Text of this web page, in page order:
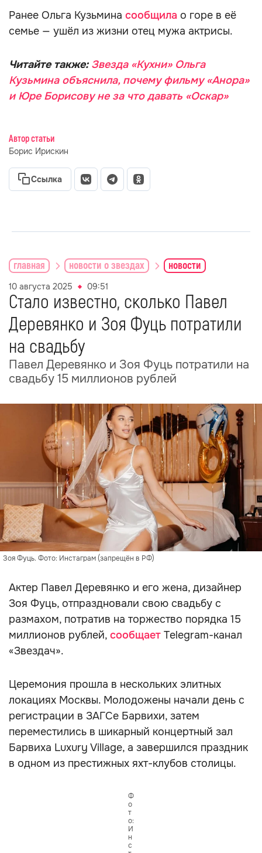
Ранее Ольга Кузьмина сообщила о горе в её
семье — ушёл из жизни отец мужа актрисы.
Читайте также: Звезда «Кухни» Ольга
Кузьмина объяснила, почему фильму «Анора»
и Юре Борисову не за что давать «Оскар»
Автор статьи
Борис Ирискин
Ссылка
главная новости о звездах новости
10 августа 2025 09:51
Стало известно, сколько Павел
Деревянко и Зоя Фуць потратили
на свадьбу
Павел Деревянко и Зоя Фуць потратили на
свадьбу 15 миллионов рублей
Зоя Фуць. Фото: Инстаграм (запрещён в РФ)
Актер Павел Деревянко и его жена, дизайнер
Зоя Фуць, отпраздновали свою свадьбу с
размахом, потратив на торжество порядка 15
миллионов рублей, сообщает Telegram-канал
«Звездач».
Церемония прошла в нескольких элитных
локациях Москвы. Молодожены начали день с
регистрации в ЗАГСе Барвихи, затем
переместились в шикарный концертный зал
Барвиха Luxury Village, а завершился праздник
в одном из престижных яхт-клубов столицы.
Ф
о
т
о:
И
н
с